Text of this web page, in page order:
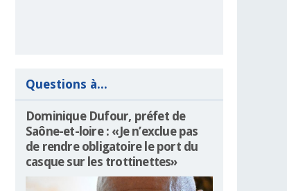
Questions à...
Dominique Dufour, préfet de
Saône-et-loire : «Je n’exclue pas
de rendre obligatoire le port du
casque sur les trottinettes»